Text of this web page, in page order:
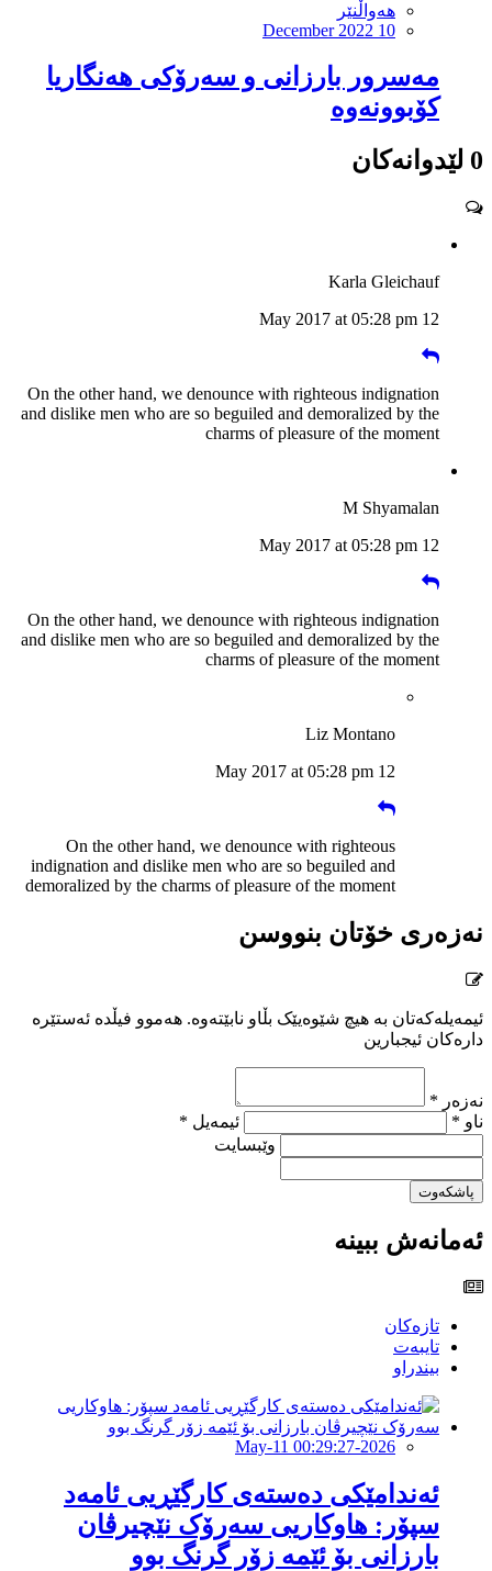
هەواڵنێر
December 2022 10
مه‌سرور بارزانى و سه‌رۆكى هه‌نگاریا
كۆبوونه‌وه‌
0 لێدوانەکان
Karla Gleichauf
12 May 2017 at 05:28 pm
On the other hand, we denounce with righteous indignation
and dislike men who are so beguiled and demoralized by the
charms of pleasure of the moment
M Shyamalan
12 May 2017 at 05:28 pm
On the other hand, we denounce with righteous indignation
and dislike men who are so beguiled and demoralized by the
charms of pleasure of the moment
Liz Montano
12 May 2017 at 05:28 pm
On the other hand, we denounce with righteous
indignation and dislike men who are so beguiled and
demoralized by the charms of pleasure of the moment
نەزەری خۆتان بنووسن
ئیمەیلەکەتان بە هیچ شێوەیێک بڵاو نابێتەوە. هەموو فیڵدە ئەستێرە
دارەکان ئیجبارین
نەزەر *
ناو *
ئیمەیل *
وێبسایت
پاشکەوت
ئەمانەش ببینە
تازەکان
تایبەت
بیندراو
2026-May-11 00:29:27
ئەندامێكی دەستەی کارگێڕیی ئامەد
سپۆر: هاوکاریی سەرۆک نێچیرڤان
بارزانی بۆ ئێمە زۆر گرنگ بوو